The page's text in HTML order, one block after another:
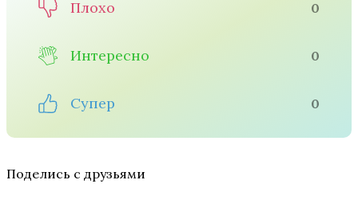
Плохо 0
Интересно 0
Супер 0
Поделись с друзьями